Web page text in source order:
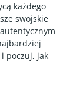
każdego
swojskie
poczuj, jak